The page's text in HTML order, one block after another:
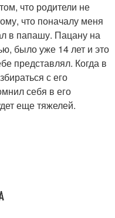
что родители не
что поначалу меня
в папашу. Пацану на
было уже 14 лет и это
представлял. Когда в
с его
себя в его
еще тяжелей.